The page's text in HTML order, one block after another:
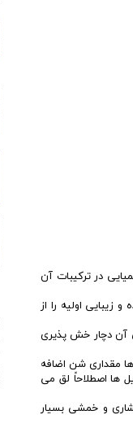
در ترکیبات آن
اولیه را از
آن دچار خش پذیری
مقداری شن اضافه
ها اصطلاحاً لق می
و خمشی بسیار